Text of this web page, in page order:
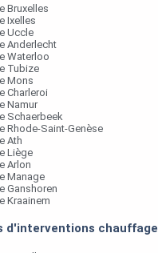
Bruxelles
Ixelles
Uccle
Anderlecht
Waterloo
Tubize
Mons
Charleroi
Namur
Schaerbeek
Rhode-Saint-Genèse
Ath
Liège
Arlon
Manage
Ganshoren
Kraainem
d'interventions chauffage